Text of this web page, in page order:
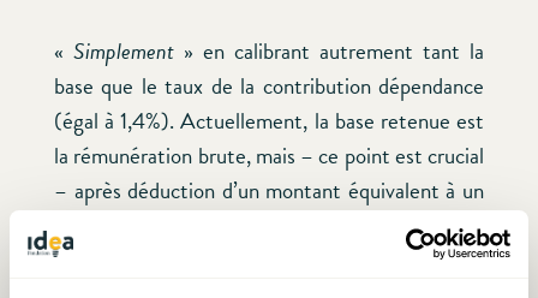
« Simplement » en calibrant autrement tant la
base que le taux de la contribution dépendance
(égal à 1,4%). Actuellement, la base retenue est
la rémunération brute, mais – ce point est crucial
– après déduction d’un montant équivalent à un
quart du salaire social minimum. Comme on le
voit au tableau ci-joint, il en résulte pour une